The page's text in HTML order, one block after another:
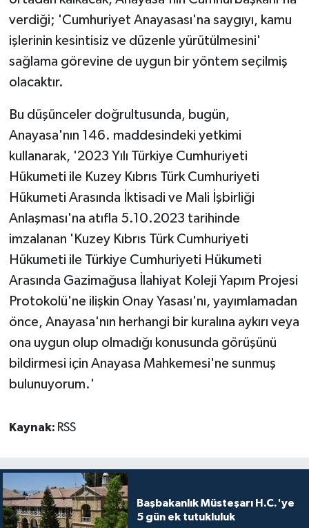
verdiği; 'Cumhuriyet Anayasası'na saygıyı, kamu
işlerinin kesintisiz ve düzenle yürütülmesini'
sağlama görevine de uygun bir yöntem seçilmiş
olacaktır.
Bu düşünceler doğrultusunda, bugün,
Anayasa'nın 146. maddesindeki yetkimi
kullanarak, '2023 Yılı Türkiye Cumhuriyeti
Hükumeti ile Kuzey Kıbrıs Türk Cumhuriyeti
Hükumeti Arasında İktisadi ve Mali İşbirliği
Anlaşması'na atıfla 5.10.2023 tarihinde
imzalanan 'Kuzey Kıbrıs Türk Cumhuriyeti
Hükumeti ile Türkiye Cumhuriyeti Hükumeti
Arasında Gazimağusa İlahiyat Koleji Yapım Projesi
Protokolü'ne ilişkin Onay Yasası'nı, yayımlamadan
önce, Anayasa'nın herhangi bir kuralına aykırı veya
ona uygun olup olmadığı konusunda görüşünü
bildirmesi için Anayasa Mahkemesi'ne sunmuş
bulunuyorum.'
Kaynak: RSS
Başbakanlık Müsteşarı H.C.'ye
5 gün ek tutukluluk